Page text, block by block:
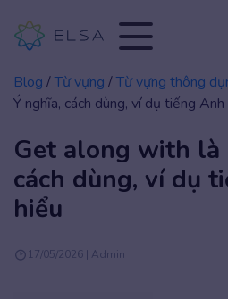
Blog /Từ vựng /Từ vựng thông
Ý nghĩa, cách dùng, ví dụ tiếng
Get along with là
cách dùng, ví dụ
hiểu
17/05/2026 | Admin